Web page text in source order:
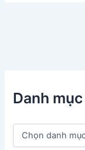
Danh
D